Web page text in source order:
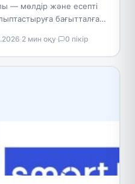
— мөлдір және есепті
бағытталған
тұжырымдамасының бір
— азаматтарды…
·2 мин оқу· 0 пікір